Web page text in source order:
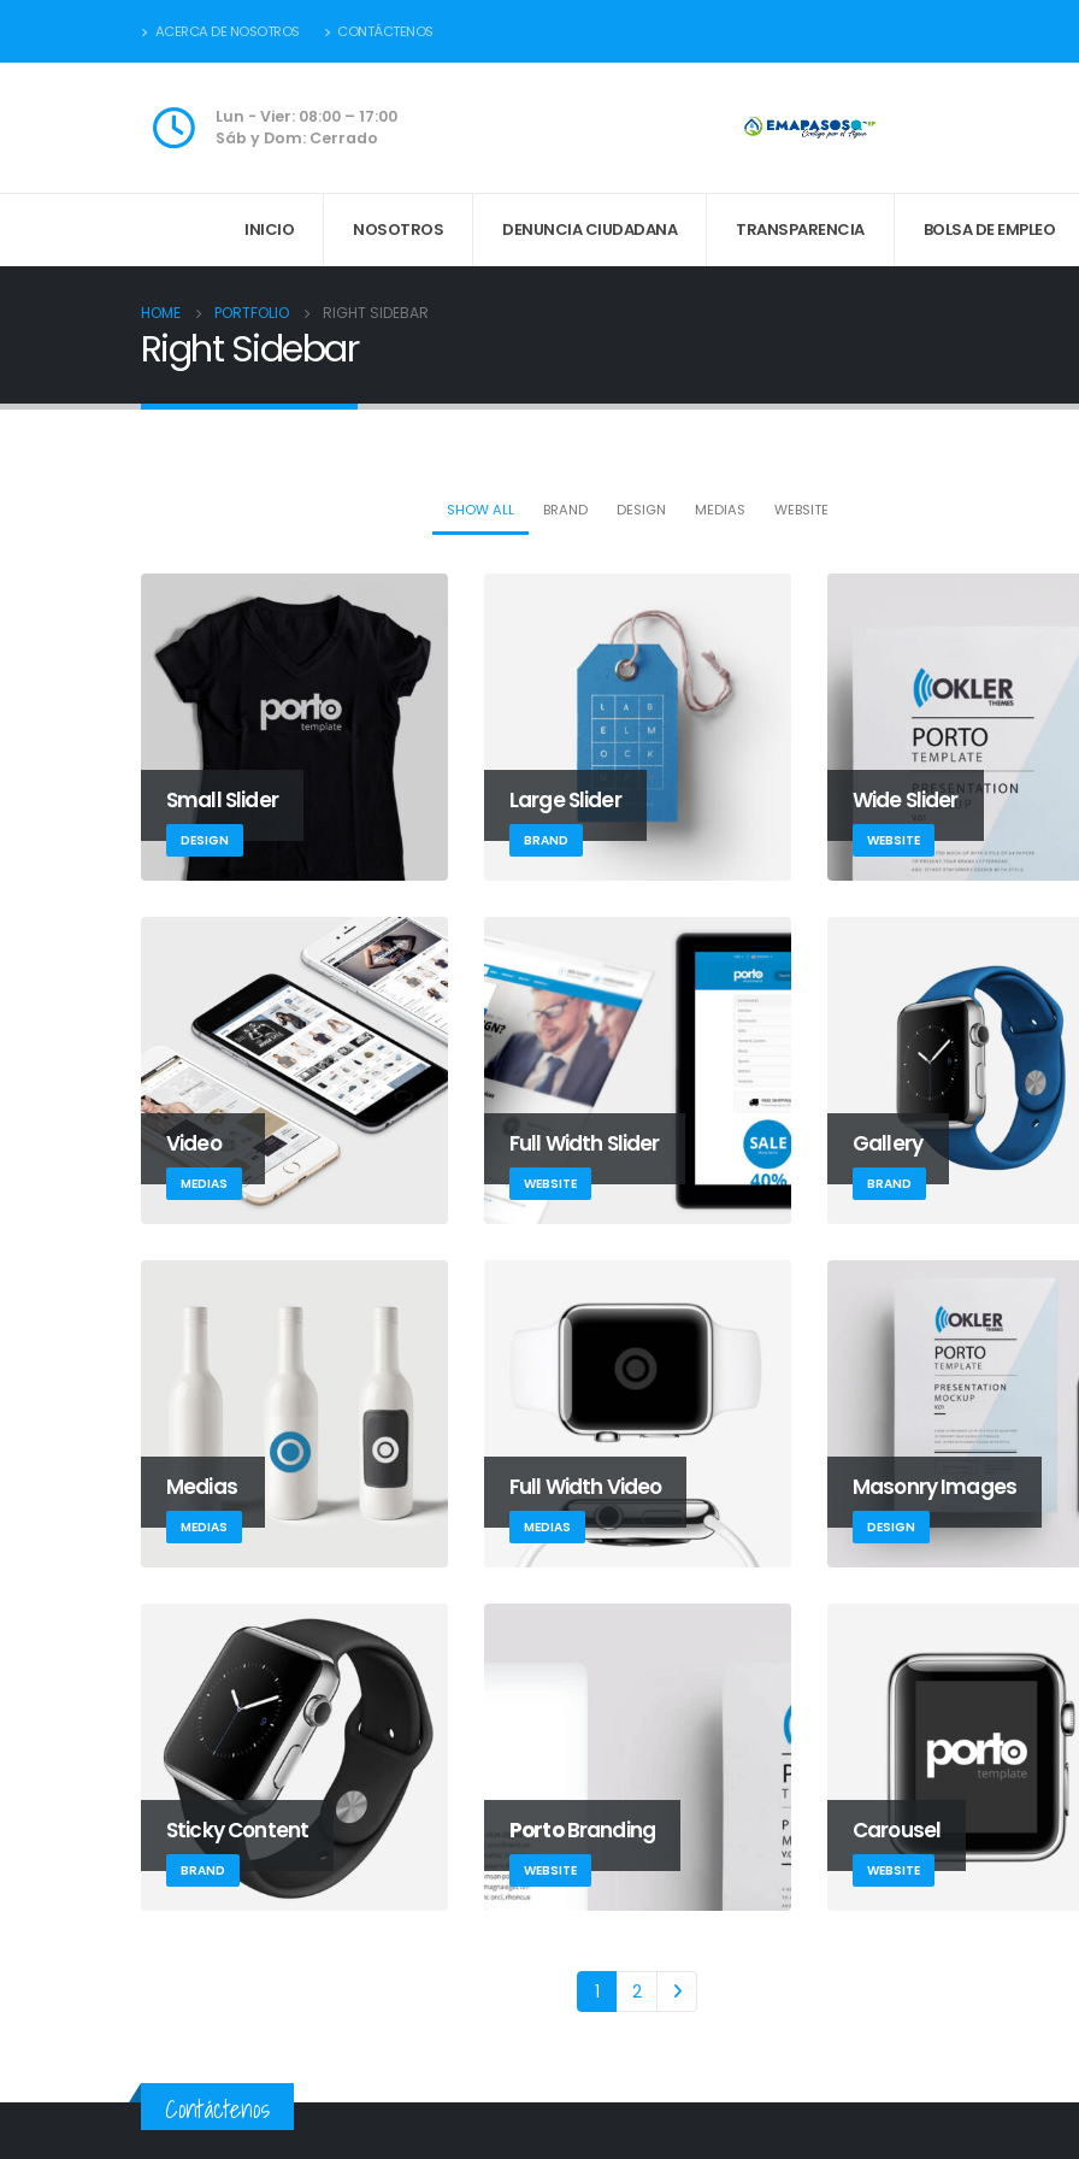
ACERCA DE NOSOTROS CONTÁCTENOS
Lun - Vier: 08:00 – 17:00
Sáb y Dom: Cerrado
INICIO NOSOTROS DENUNCIA CIUDADANA TRANSPARENCIA BOLSA DE EMPLEO
HOME PORTFOLIO RIGHT SIDEBAR
Right Sidebar
SHOW ALL BRAND DESIGN MEDIAS WEBSITE
Small Slider
DESIGN
Large Slider
BRAND
Wide Slider
WEBSITE
Video
MEDIAS
Full Width Slider
WEBSITE
Gallery
BRAND
Medias
MEDIAS
Full Width Video
MEDIAS
Masonry Images
DESIGN
Sticky Content
BRAND
PortoBranding
WEBSITE
Carousel
WEBSITE
1 2
Convocatoria Laboral Jefe de
Planificación
Convocatoria laboral Jefe de
Comercialización y Catastro
agosto 5, 2026
junio 8, 2026
CAPACITACIÓN PORTOAGUAS EP
junio 8, 2026
RENDICION DE CUENTAS 2025
mayo 14, 2026
febrero 20, 2026
Convocatoria Laboral
Planificación
agosto 5, 2026
Convocatoria laboral
Comercialización y
agosto 5, 2026
Contáctenos